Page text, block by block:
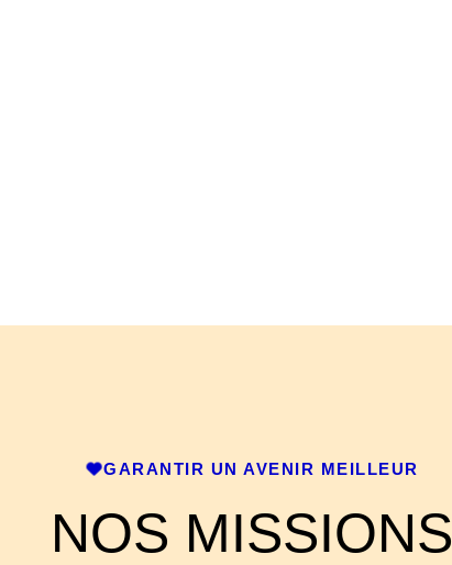
GARANTIR UN AVENIR MEILLEUR
NOS MISSIONS